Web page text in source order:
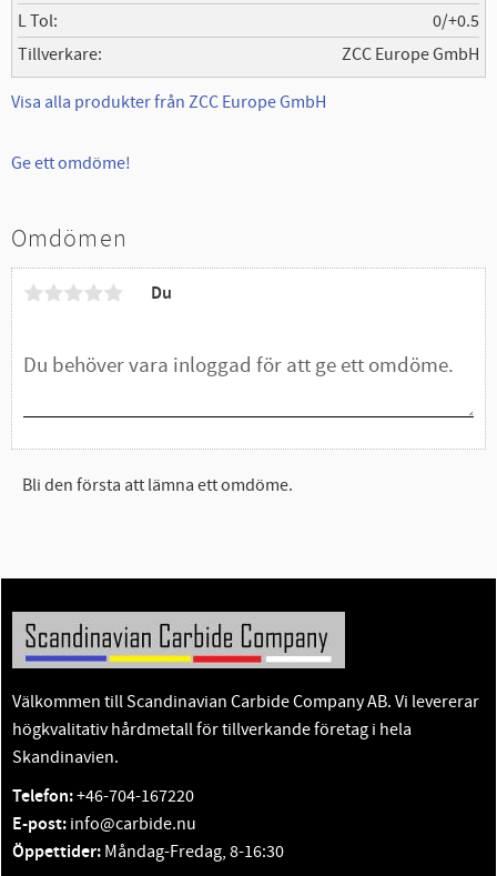
L Tol
0/+0.5
Tillverkare
ZCC Europe GmbH
Visa alla produkter från ZCC Europe GmbH
Ge ett omdöme!
Omdömen
Du
Bli den första att lämna ett omdöme.
Välkommen till Scandinavian Carbide Company AB. Vi levererar
högkvalitativ hårdmetall för tillverkande företag i hela
Skandinavien.
Telefon:+46-704-167220
E-post: info@carbide.nu
Öppettider: Måndag-Fredag, 8-16:30